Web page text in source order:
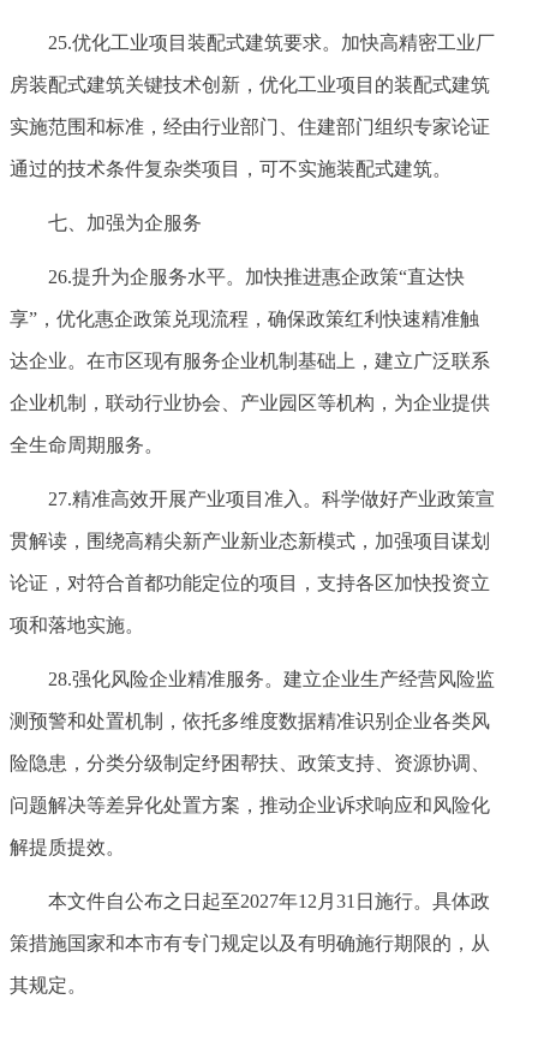
25.优化工业项目装配式建筑要求。加快高精密工业厂
房装配式建筑关键技术创新，优化工业项目的装配式建筑
实施范围和标准，经由行业部门、住建部门组织专家论证
通过的技术条件复杂类项目，可不实施装配式建筑。
七、加强为企服务
26.提升为企服务水平。加快推进惠企政策“直达快
享”，优化惠企政策兑现流程，确保政策红利快速精准触
达企业。在市区现有服务企业机制基础上，建立广泛联系
企业机制，联动行业协会、产业园区等机构，为企业提供
全生命周期服务。
27.精准高效开展产业项目准入。科学做好产业政策宣
贯解读，围绕高精尖新产业新业态新模式，加强项目谋划
论证，对符合首都功能定位的项目，支持各区加快投资立
项和落地实施。
28.强化风险企业精准服务。建立企业生产经营风险监
测预警和处置机制，依托多维度数据精准识别企业各类风
险隐患，分类分级制定纾困帮扶、政策支持、资源协调、
问题解决等差异化处置方案，推动企业诉求响应和风险化
解提质提效。
本文件自公布之日起至2027年12月31日施行。具体政
策措施国家和本市有专门规定以及有明确施行期限的，从
其规定。